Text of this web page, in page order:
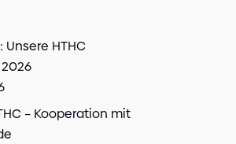
HTHC
– Kooperation mit